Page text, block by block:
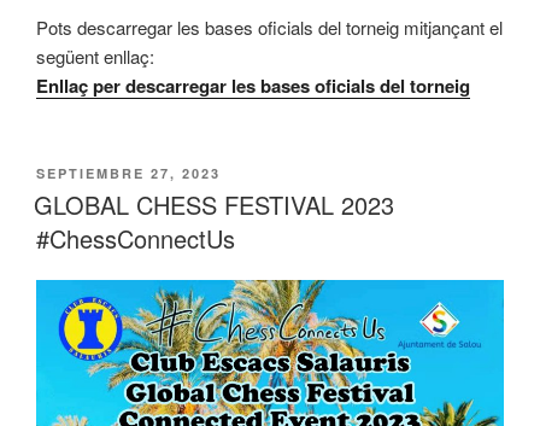
Pots descarregar les bases oficials del torneig mitjançant el
següent enllaç:
Enllaç per descarregar les bases oficials del torneig
PUBLICADO
EL
SEPTIEMBRE 27, 2023
GLOBAL CHESS FESTIVAL 2023
#ChessConnectUs